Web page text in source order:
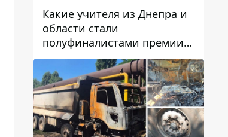
Какие учителя из Днепра и
области стали
полуфиналистами премии
Global Teacher Prize Ukraine
2026